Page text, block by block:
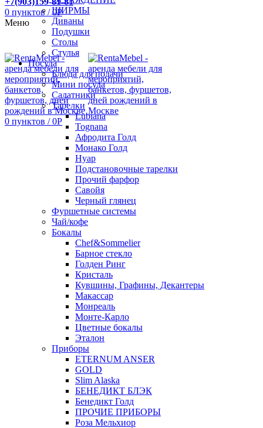
0 пунктов / 0Р
Меню
0 пунктов / 0Р
ШИРМЫ
Диваны
Подушки
Столы
Стулья
Посуда
Блюда для подачи
Мини посуда
Салатники
Тарелки
Lubiana
Tognana
Афродита Голд
Монако Голд
Нуар
Подстановочные тарелки
Прочий фарфор
Савойя
Черный глянец
Фуршетные системы
Чай/кофе
Бокалы
Chef&Sommelier
Барное стекло
Голден Ринг
Кристаль
Кувшины, Графины, Декантеры
Макассар
Монреаль
Монте-Карло
Цветные бокалы
Эталон
Приборы
ETERNUM ANSER
GOLD
Slim Alaska
БЕНЕДИКТ БЛЭК
Бенедикт Голд
ПРОЧИЕ ПРИБОРЫ
Роза Мельхиор